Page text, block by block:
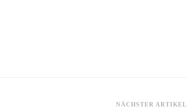
NÄCHSTER ARTIKEL